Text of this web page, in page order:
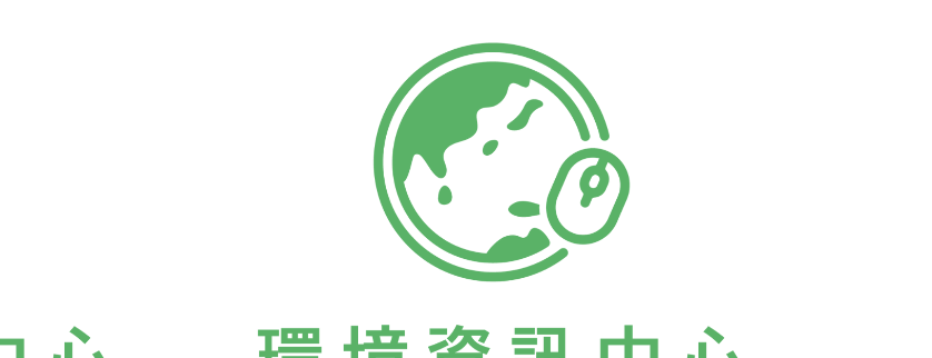
產生好奇，雖然
碰甜點，甜點絕
真的買了一盒帶
當然少碰甜點的
摘錄原著小說有關飲食描述的片段：「蘇格拉底，你的身體周遭有閃亮的
光，光是從哪裡來？清淨的生活。…在所有的人類活動中，吃的重要性屬
一屬二，應該先加以安定。…只吃有益的食物，而且只吃需要的份量。…
你必須戒掉精製糖、精製麵粉、肉類、咖啡、酒精、煙草及各種毒品，只
能吃新鮮水果、蔬菜、未精製的五